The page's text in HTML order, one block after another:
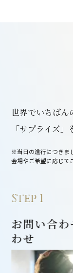
世界でいちばん
「サプライズ
※当日の進行につきま
会場やご希望に応じて
Step 1
お問い合
わせ